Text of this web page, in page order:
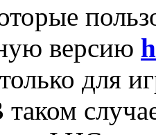
версию
для
таком